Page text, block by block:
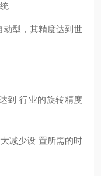
型，其精度达到世
到 行业的旋转精度
减少设 置所需的时